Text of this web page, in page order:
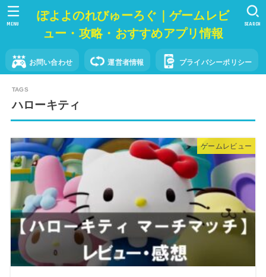
ぽよよのれびゅーろぐ｜ゲームレビ
ュー・攻略・おすすめアプリ情報
お問い合わせ 運営者情報 プライバシーポリシー
SEARCH
MENU
ハローキティ
ゲームレビュー